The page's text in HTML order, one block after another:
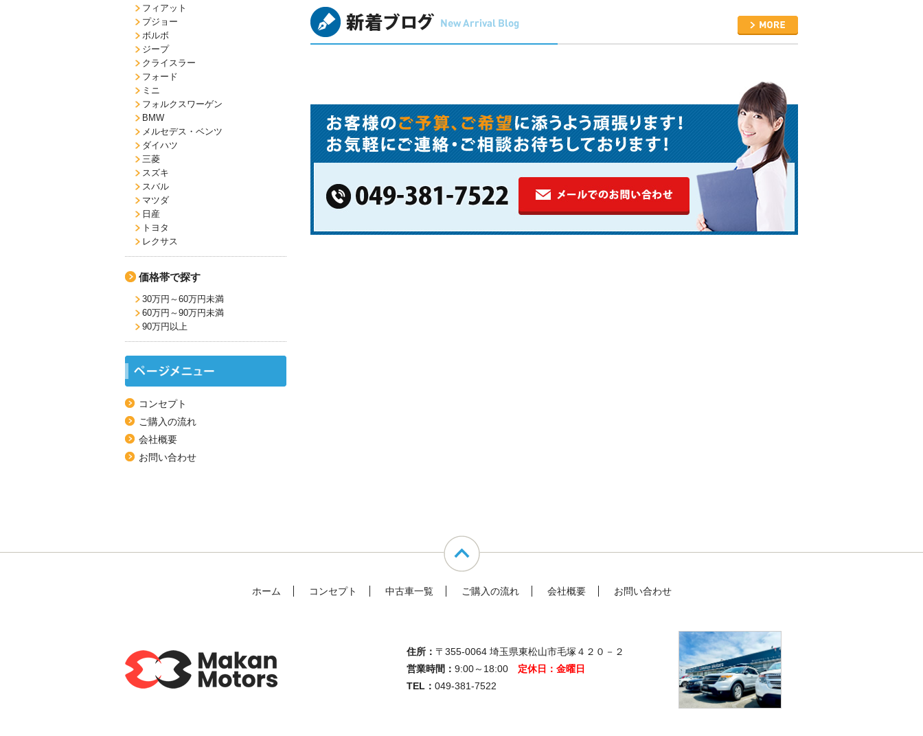
フィアット
プジョー
ボルボ
ジープ
クライスラー
フォード
ミニ
フォルクスワーゲン
BMW
メルセデス・ベンツ
ダイハツ
三菱
スズキ
スバル
マツダ
日産
トヨタ
レクサス
価格帯で探す
30万円～60万円未満
60万円～90万円未満
90万円以上
コンセプト
ご購入の流れ
会社概要
お問い合わせ
ホーム コンセプト 中古車一覧 ご購入の流れ 会社概要 お問い合わせ
住所： 〒355-0064 埼玉県東松山市毛塚４２０－２
営業時間： 9:00～18:00 定休日：金曜日
TEL： 049-381-7522